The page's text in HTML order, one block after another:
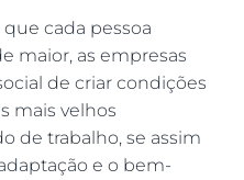
cada pessoa
maior, as empresas
de criar condições
mais velhos
de trabalho, se assim
e o bem-